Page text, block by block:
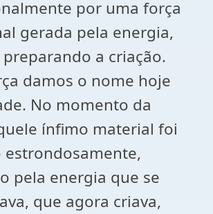
por uma força
gerada pela energia,
a criação.
damos o nome hoje
No momento da
ínfimo material foi
estrondosamente,
pela energia que se
que agora criava,